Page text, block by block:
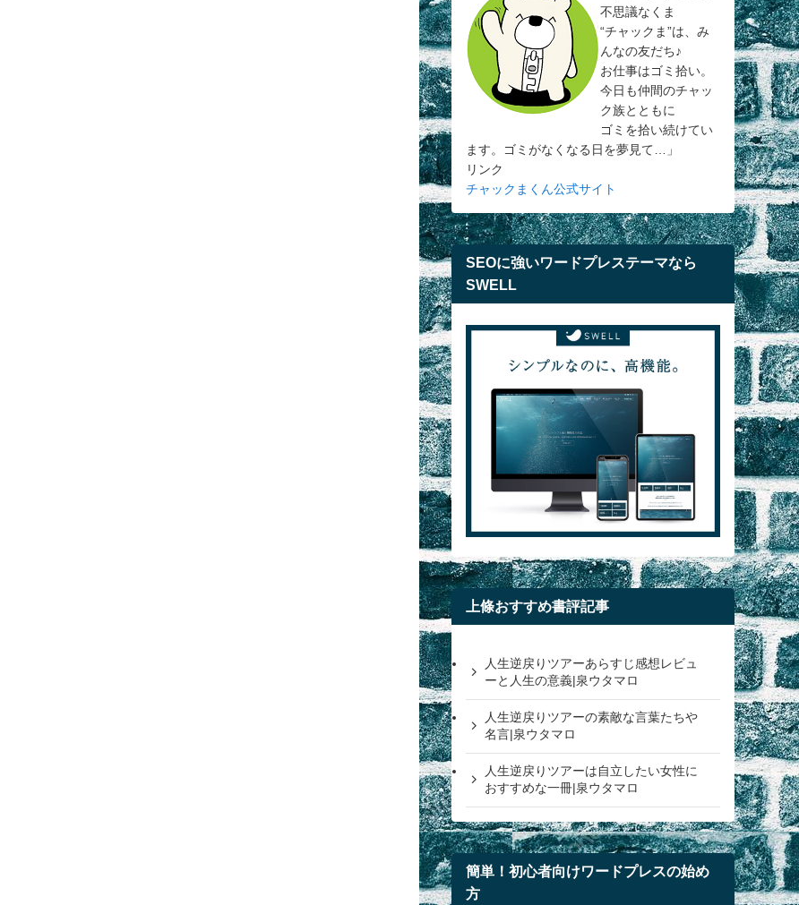
不思議なくま
“チャックま”は、み
んなの友だち♪
お仕事はゴミ拾い。
今日も仲間のチャッ
ク族とともに
ゴミを拾い続けてい
ます。ゴミがなくなる日を夢見て…」
リンク
チャックまくん公式サイト
SEOに強いワードプレステーマなら
SWELL
上條おすすめ書評記事
人生逆戻りツアーあらすじ感想レビュ
ーと人生の意義|泉ウタマロ
人生逆戻りツアーの素敵な言葉たちや
名言|泉ウタマロ
人生逆戻りツアーは自立したい女性に
おすすめな一冊|泉ウタマロ
簡単！初心者向けワードプレスの始め
方